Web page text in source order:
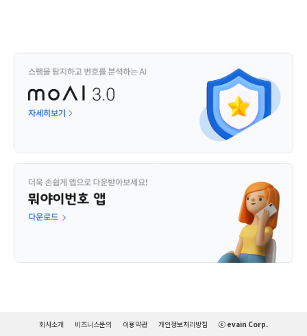
회사소개 비즈니스문의 이용약관 개인정보처리방침 ⓒ evain Corp.